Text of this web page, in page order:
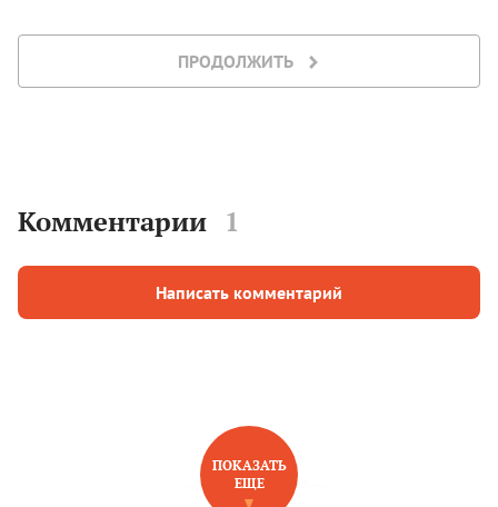
ПРОДОЛЖИТЬ
Комментарии 1
Написать комментарий
НОВОЕ НА САЙТЕ
ПОКАЗАТЬ
ЕЩЕ